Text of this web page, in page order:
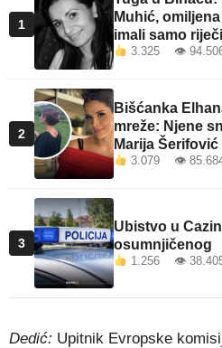
1
Muhić,
imali samo
3.325 👁
2
Bišćanka
mreže: Njene
Marija
3.079 👁
3
Ubistvo u
osumnjičenog
1.256 👁
Dedić: Upitnik Evropske